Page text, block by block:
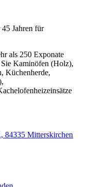
Jahren für
als 250 Exponate
Sie Kaminöfen (Holz),
Küchenherde,
84335 Mitterskirchen